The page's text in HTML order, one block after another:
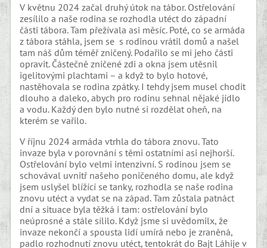
V květnu 2024 začal druhý útok na tábor. Ostřelování
zesílilo a naše rodina se rozhodla utéct do západní
části tábora. Tam přežívala asi měsíc. Poté, co se armáda
z tábora stáhla, jsem se s rodinou vrátil domů a našel
tam náš dům téměř zničený. Podařilo se mi jeho části
opravit. Částečně zničené zdi a okna jsem utěsnil
igelitovými plachtami – a když to bylo hotové,
nastěhovala se rodina zpátky. I tehdy jsem musel chodit
dlouho a daleko, abych pro rodinu sehnal nějaké jídlo
a vodu. Každý den bylo nutné si rozdělat oheň, na
kterém se vařilo.
V říjnu 2024 armáda vtrhla do tábora znovu. Tato
invaze byla v porovnání s těmi ostatními asi nejhorší.
Ostřelování bylo velmi intenzivní. S rodinou jsem se
schovával uvnitř našeho poničeného domu, ale když
jsem uslyšel blížící se tanky, rozhodla se naše rodina
znovu utéct a vydat se na západ. Tam zůstala patnáct
dní a situace byla těžká i tam: ostřelování bylo
neúprosné a stále sílilo. Když jsme si uvědomilx, že
invaze nekončí a spousta lidí umírá nebo je zraněná,
padlo rozhodnutí znovu utéct, tentokrát do Bajt Láhije v